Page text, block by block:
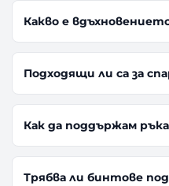
Какво е
Подходящи ли са за
Как да поддържам
Трябва ли бинтове